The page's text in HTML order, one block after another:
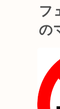
フ
の